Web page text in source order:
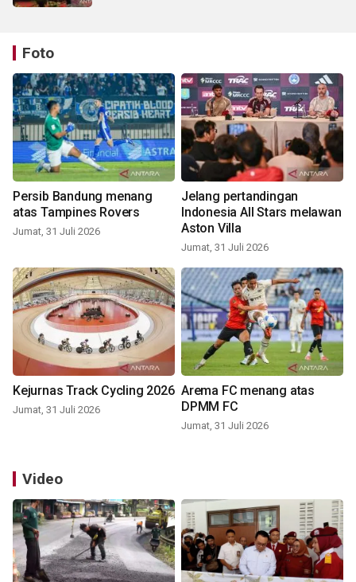
Foto
Persib Bandung menang
atas Tampines Rovers
Jumat, 31 Juli 2026
Jelang pertandingan
Indonesia All Stars melawan
Aston Villa
Jumat, 31 Juli 2026
Kejurnas Track Cycling 2026
Jumat, 31 Juli 2026
Arema FC menang atas
DPMM FC
Jumat, 31 Juli 2026
Video